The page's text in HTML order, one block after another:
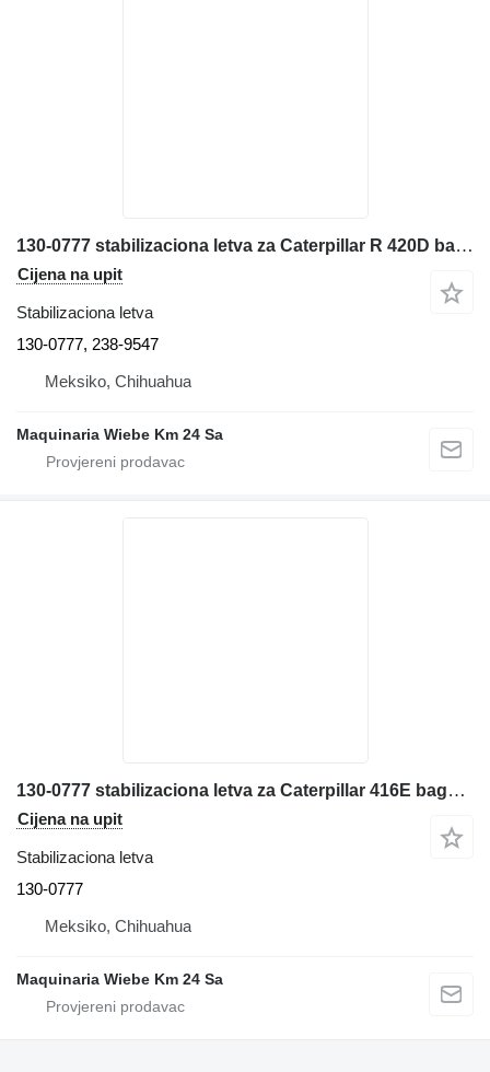
130-0777 stabilizaciona letva za Caterpillar R 420D bagera-utovarivača
Cijena na upit
Stabilizaciona letva
130-0777, 238-9547
Meksiko, Chihuahua
Maquinaria Wiebe Km 24 Sa
130-0777 stabilizaciona letva za Caterpillar 416E bagera-utovarivača
Cijena na upit
Stabilizaciona letva
130-0777
Meksiko, Chihuahua
Maquinaria Wiebe Km 24 Sa